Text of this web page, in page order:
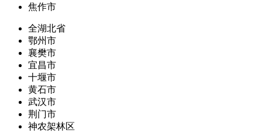
焦作市
全湖北省
鄂州市
襄樊市
宜昌市
十堰市
黄石市
武汉市
荆门市
神农架林区